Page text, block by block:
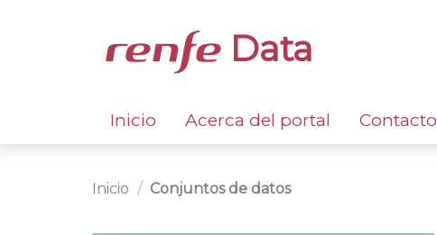
Data
Inicio Acerca del portal Contacto
Inicio Conjuntos de datos